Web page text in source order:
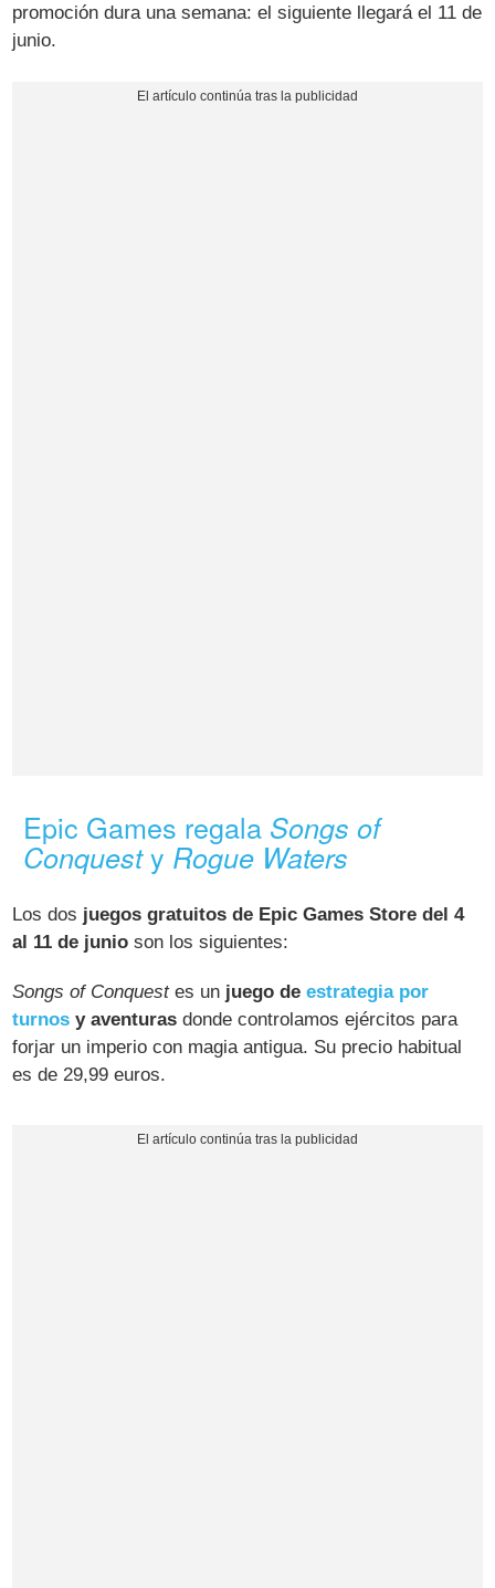
promoción dura una semana: el siguiente llegará el 11 de
junio.
Epic Games regala Songs of
Conquesty Rogue Waters
Los dos juegos gratuitos de Epic Games Store del 4
al 11 de junio son los siguientes:
Songs of Conquestes un juego deestrategia por
turnos y aventuras donde controlamos ejércitos para
forjar un imperio con magia antigua. Su precio habitual
es de 29,99 euros.